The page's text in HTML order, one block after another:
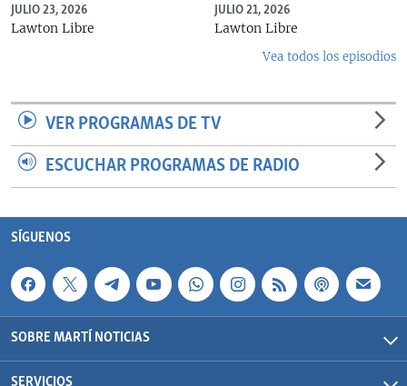
JULIO 23, 2026
Lawton Libre
JULIO 21, 2026
Lawton Libre
Vea todos los episodios
VER PROGRAMAS DE TV
ESCUCHAR PROGRAMAS DE RADIO
SÍGUENOS
SOBRE MARTÍ NOTICIAS
SERVICIOS